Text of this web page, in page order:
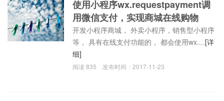
使用小程序wx.requestpayment调
用微信支付，实现商城在线购物
开发小程序商城， 外卖小程序，销售型小程序
等， 具有在线支付功能的， 都会使用wx....[详
细]
阅读835 发布时间：2017-11-23